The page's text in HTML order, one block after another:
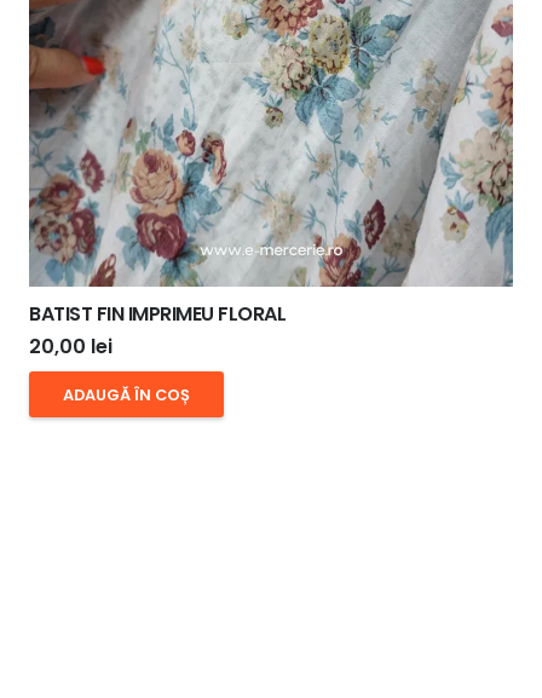
BATIST FIN IMPRIMEU FLORAL
20,00 lei
ADAUGĂ ÎN COȘ